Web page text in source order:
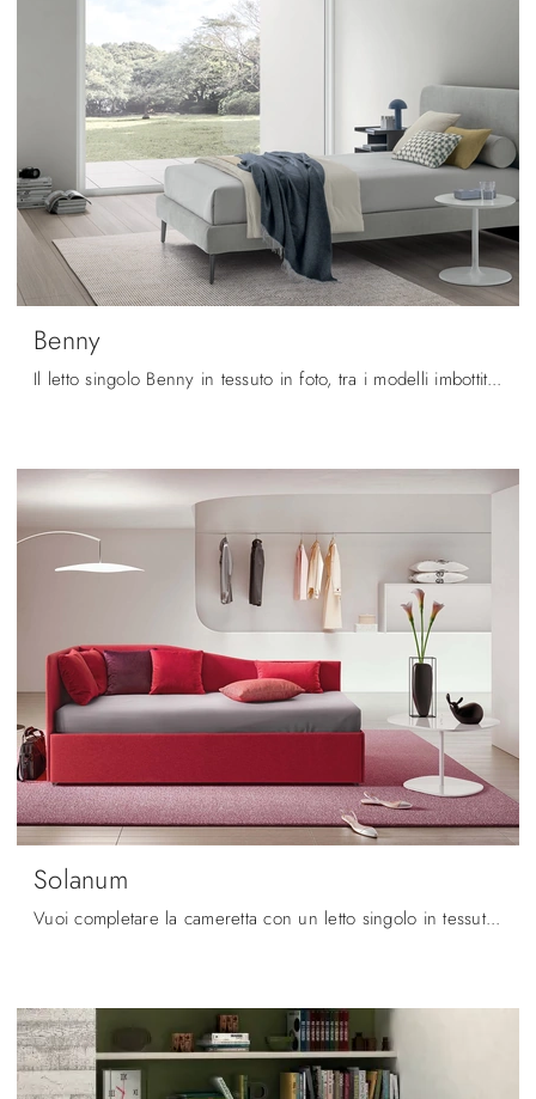
Benny
Il letto singolo Benny in tessuto in foto, tra i modelli imbottiti moderni di V&Nice, è ideale per garantire il relax totale.
Solanum
Vuoi completare la cameretta con un letto singolo in tessuto? Eccoti il modello Solanum di Le Comfort per spazi moderni.